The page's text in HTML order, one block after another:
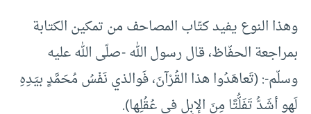
وهذا النوع يفيد كتّاب المصاحف من تمكين الكتابة
بمراجعة الحفّاظ، قال رسول الله -صلّى الله عليه
وسلّم-: (تَعاهَدُوا هذا القُرْآنَ، فَوالذي نَفْسُ مُحَمَّدٍ بيَدِهِ
لَهو أشَدُّ تَفَلُّتًا مِنَ الإبِلِ في عُقُلِها).